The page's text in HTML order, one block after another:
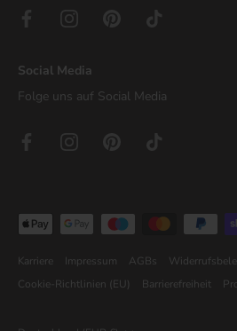
Social Media
Folge uns auf Social Media
Karriere Impressum AGBs
Cookie-Richtlinien (EU)
Barrierefreiheit